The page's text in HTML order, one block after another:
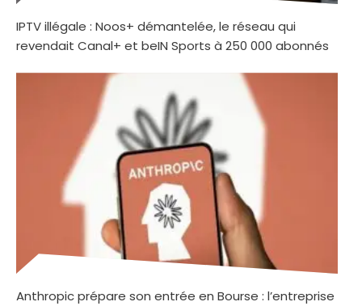
IPTV illégale : Noos+ démantelée, le réseau qui
revendait Canal+ et beIN Sports à 250 000 abonnés
Anthropic prépare son entrée en Bourse : l’entreprise